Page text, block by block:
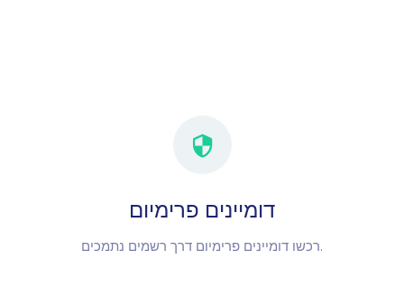
דומיינים פרימיום
רכשו דומיינים פרימיום דרך רשמים נתמכים.